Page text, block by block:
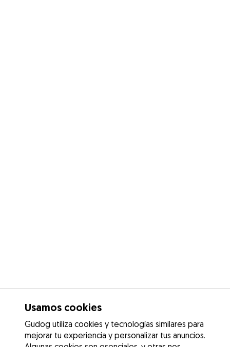
Usamos cookies
Gudog utiliza cookies y tecnologías similares para
mejorar tu experiencia y personalizar tus anuncios.